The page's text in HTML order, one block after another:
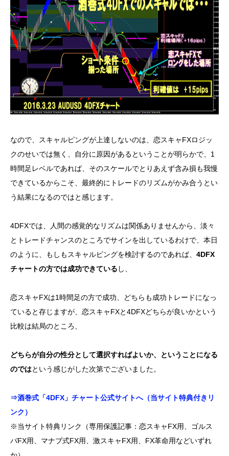
なので、スキャルピングが上達しないのは、恋スキャFXロジッ
クのせいでは無く、自分に原因があるということが明らかで、1
時間足レベルであれば、そのスケールでとりあえず含み損も我慢
できているからこそ、最終的にトレードのリズムがかみ合うとい
う結果になるのではと感じます。
4DFXでは、人間の感覚的なリズムは関係ありませんから、淡々
とトレードチャンスのところでサインを出しているわけで、本日
のように、もしもスキャルピングを検討するのであれば、 4DFX
チャートの方では成功できている し、
恋スキャFXは1時間足の方で成功、どちらも成功トレードになっ
ていると存じますが、恋スキャFXと4DFXどちらが良いかという
比較は結局のところ、
どちらが自分の性分として選択すればよいか、ということになる
のではという感じがした次第でございました。
⇒酒巻式「4DFX」チャート公式サイトへ（当サイト特典付きリ
ンク）
※当サイト特典リンク（専用保護記事：恋スキャFX用、ゴルス
パFX用、マナブ式FX用、激スキャFX用、FX革命用などいずれ